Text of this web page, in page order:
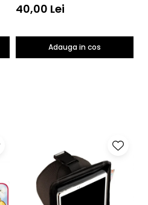
40,00 Lei
Adauga in cos